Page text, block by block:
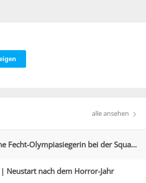
alle ansehen
Was macht eine Fecht-Olympiasiegerin bei der Squadra Azzurra?
| Neustart nach dem Horror-Jahr